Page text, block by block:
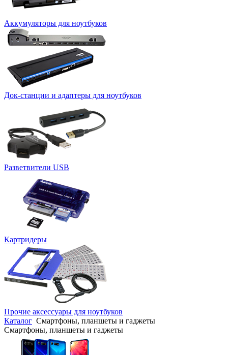
Аккумуляторы для ноутбуков
Док-станции и адаптеры для ноутбуков
Разветвители USB
Картридеры
Прочие аксессуары для ноутбуков
Каталог Смартфоны, планшеты и гаджеты
Смартфоны, планшеты и гаджеты